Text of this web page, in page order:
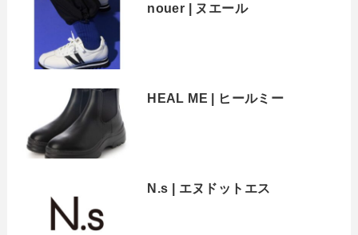
nouer | ヌエール
HEAL ME | ヒールミー
N.s | エヌドットエス